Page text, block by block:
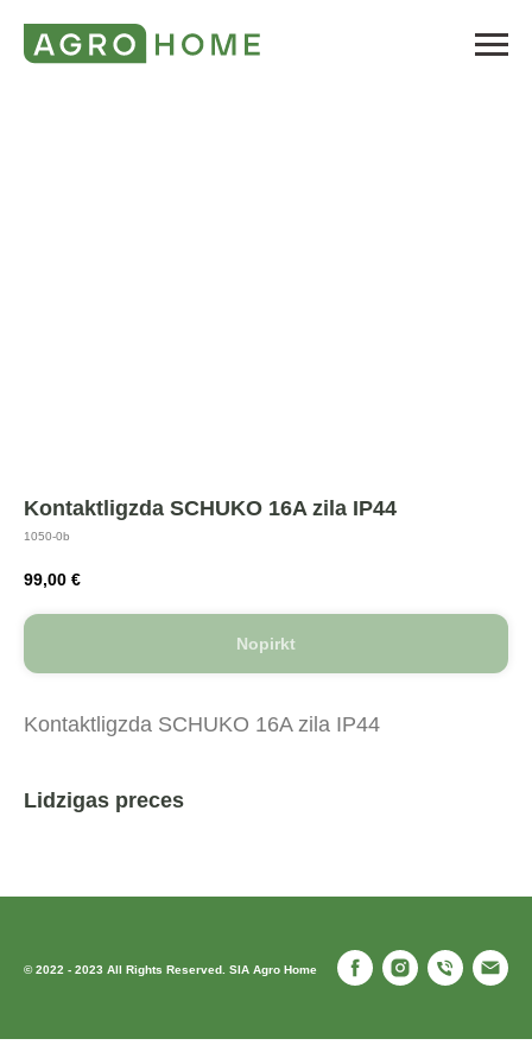
Kontaktligzda SCHUKO 16A zila IP44
1050-0b
99,00 €
Nopirkt
Kontaktligzda SCHUKO 16A zila IP44
Lidzigas preces
© 2022 - 2023 All Rights Reserved. SIA Agro Home